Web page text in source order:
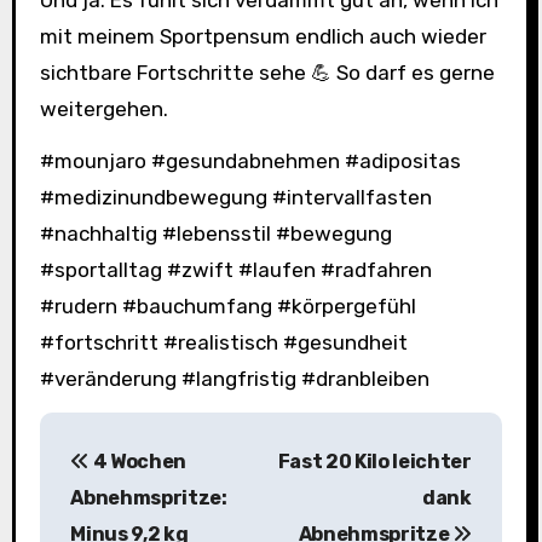
mit meinem Sportpensum endlich auch wieder
sichtbare Fortschritte sehe 💪 So darf es gerne
weitergehen.
#mounjaro #gesundabnehmen #adipositas
#medizinundbewegung #intervallfasten
#nachhaltig #lebensstil #bewegung
#sportalltag #zwift #laufen #radfahren
#rudern #bauchumfang #körpergefühl
#fortschritt #realistisch #gesundheit
#veränderung #langfristig #dranbleiben
B
4 Wochen
Abnehmspritze:
Minus 9,2 kg
Fast 20 Kilo leichter
dank
Abnehmspritze